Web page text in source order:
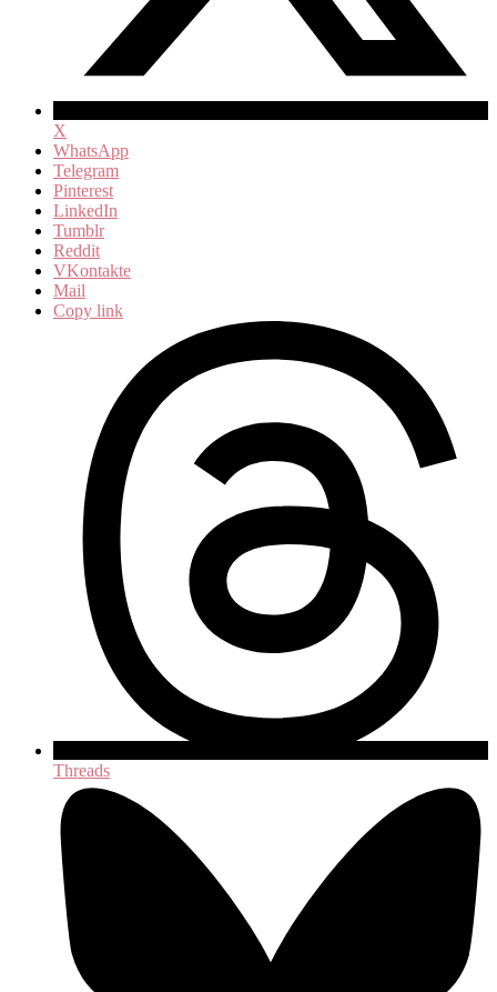
X
WhatsApp
Telegram
Pinterest
LinkedIn
Tumblr
Reddit
VKontakte
Mail
Copy link
Threads